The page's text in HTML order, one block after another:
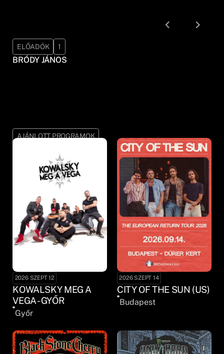
ELŐADÓK 1
BRÓDY JÁNOS
AJÁNLOTT PROGRAMOK
2026 SZEPT 12
KOWALSKY MEG A
VEGA - GYŐR
Győr
2026 SZEPT 14
CITY OF THE SUN (US)
Budapest